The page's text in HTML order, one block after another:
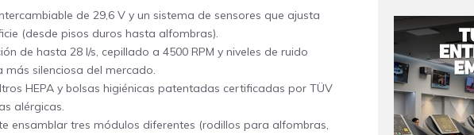
de 29,6 V y un sistema de sensores que ajusta
(desde pisos duros hasta alfombras).
de hasta 28 l/s, cepillado a 4500 RPM y niveles de ruido
más silenciosa del mercado.
HEPA y bolsas higiénicas patentadas certificadas por TÜV
alérgicas.
ensamblar tres módulos diferentes (rodillos para alfombras,